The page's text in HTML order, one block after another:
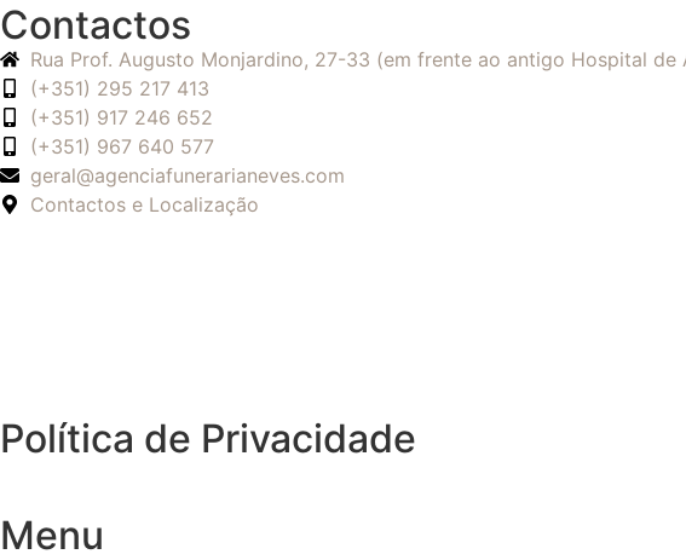
Contactos
Rua Prof. Augusto Monjardino, 27-33 (em frente ao antigo Hospital
(+351) 295 217 413
(+351) 917 246 652
(+351) 967 640 577
geral@agenciafunerarianeves.com
Contactos e Localização
Política de Privacidade
Menu